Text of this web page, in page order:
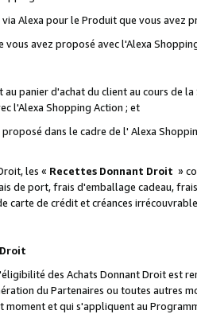
Alexa pour le Produit que vous avez
vous avez proposé avec l'Alexa
panier d'achat du client au cours de
l'Alexa Shopping Action ; et
dans le cadre de l' Alexa
les « Recettes Donnant Droit »
de port, frais d'emballage cadeau,
carte de crédit et créances
des Achats Donnant Droit est
du Partenaires ou toutes autres
et qui s'appliquent au